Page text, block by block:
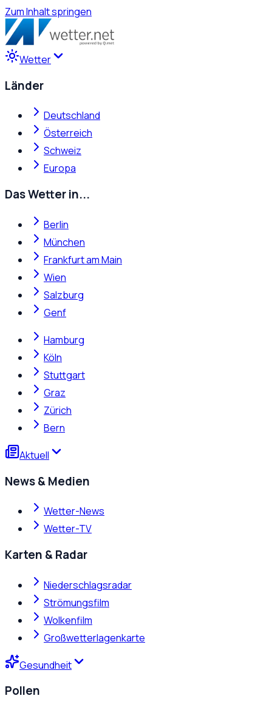
Zum Inhalt springen
Wetter
Länder
Deutschland
Österreich
Schweiz
Europa
Das Wetter in...
Berlin
München
Frankfurt am Main
Wien
Salzburg
Genf
Hamburg
Köln
Stuttgart
Graz
Zürich
Bern
Aktuell
News & Medien
Wetter-News
Wetter-TV
Karten & Radar
Niederschlagsradar
Strömungsfilm
Wolkenfilm
Großwetterlagenkarte
Gesundheit
Pollen